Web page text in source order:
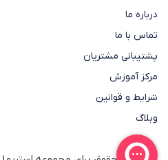
درباره ما
تماس با ما
پشتیبانی مشتریان
مرکز آموزش
شرایط و قوانین
وبلاگ